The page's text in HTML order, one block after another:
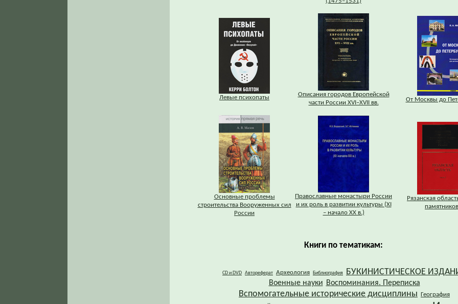
Левые психопаты
Описания городов Европейской
части России XVI–XVII вв.
От Москвы до
Основные проблемы
строительства Вооруженных сил
России
Православные монастыри России
и их роль в развитии культуры (XI
– начало XX в.)
Рязанская
Книги по тематикам:
CD и DVD Автореферат Археология Библиография БУКИНИСТИЧЕСКОЕ
Военные науки Воспоминания. Переписка
Вспомогательные исторические дисциплины География